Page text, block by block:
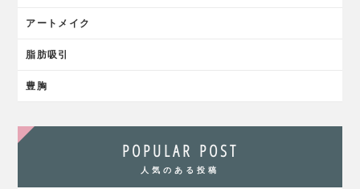
アートメイク
脂肪吸引
豊胸
POPULAR POST
人気のある投稿